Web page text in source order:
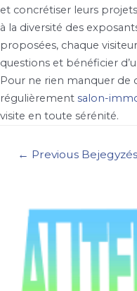
et concrétiser leurs
à la diversité des
proposées, chaque
questions et bénéficier
Pour ne rien manquer de
régulièrement salon-
visite en toute sérénité.
Bejegyzés
← Previous Bejegyzés